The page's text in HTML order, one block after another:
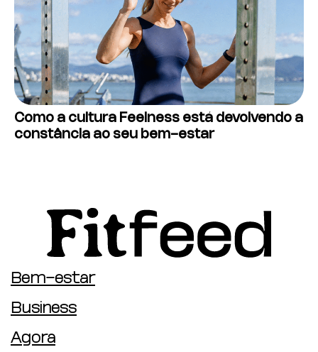
Como a cultura Feelness está devolvendo a
constância ao seu bem-estar
Bem-estar
Business
Agora